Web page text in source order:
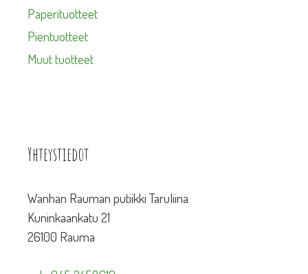
Paperituotteet
Pientuotteet
Muut tuotteet
Yhteystiedot
Wanhan Rauman putiikki Taruliina
Kuninkaankatu 21
26100 Rauma